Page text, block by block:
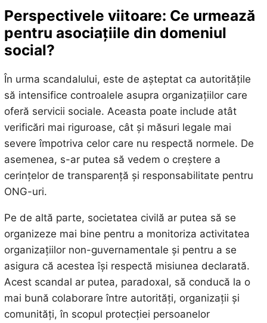
Perspectivele viitoare: Ce urmează
pentru asociațiile din domeniul
social?
În urma scandalului, este de așteptat ca autoritățile
să intensifice controalele asupra organizațiilor care
oferă servicii sociale. Aceasta poate include atât
verificări mai riguroase, cât și măsuri legale mai
severe împotriva celor care nu respectă normele. De
asemenea, s-ar putea să vedem o creștere a
cerințelor de transparență și responsabilitate pentru
ONG-uri.
Pe de altă parte, societatea civilă ar putea să se
organizeze mai bine pentru a monitoriza activitatea
organizațiilor non-guvernamentale și pentru a se
asigura că acestea își respectă misiunea declarată.
Acest scandal ar putea, paradoxal, să conducă la o
mai bună colaborare între autorități, organizații și
comunități, în scopul protecției persoanelor